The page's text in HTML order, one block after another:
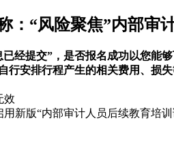
“风险聚焦”内部审
经提交”，是否报名成功以您能
安排行程产生的相关费用、损
效
用新版“内部审计人员后续教育培